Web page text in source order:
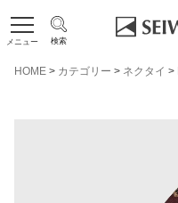
メニュー 検索
HOME カテゴリー ネクタイ